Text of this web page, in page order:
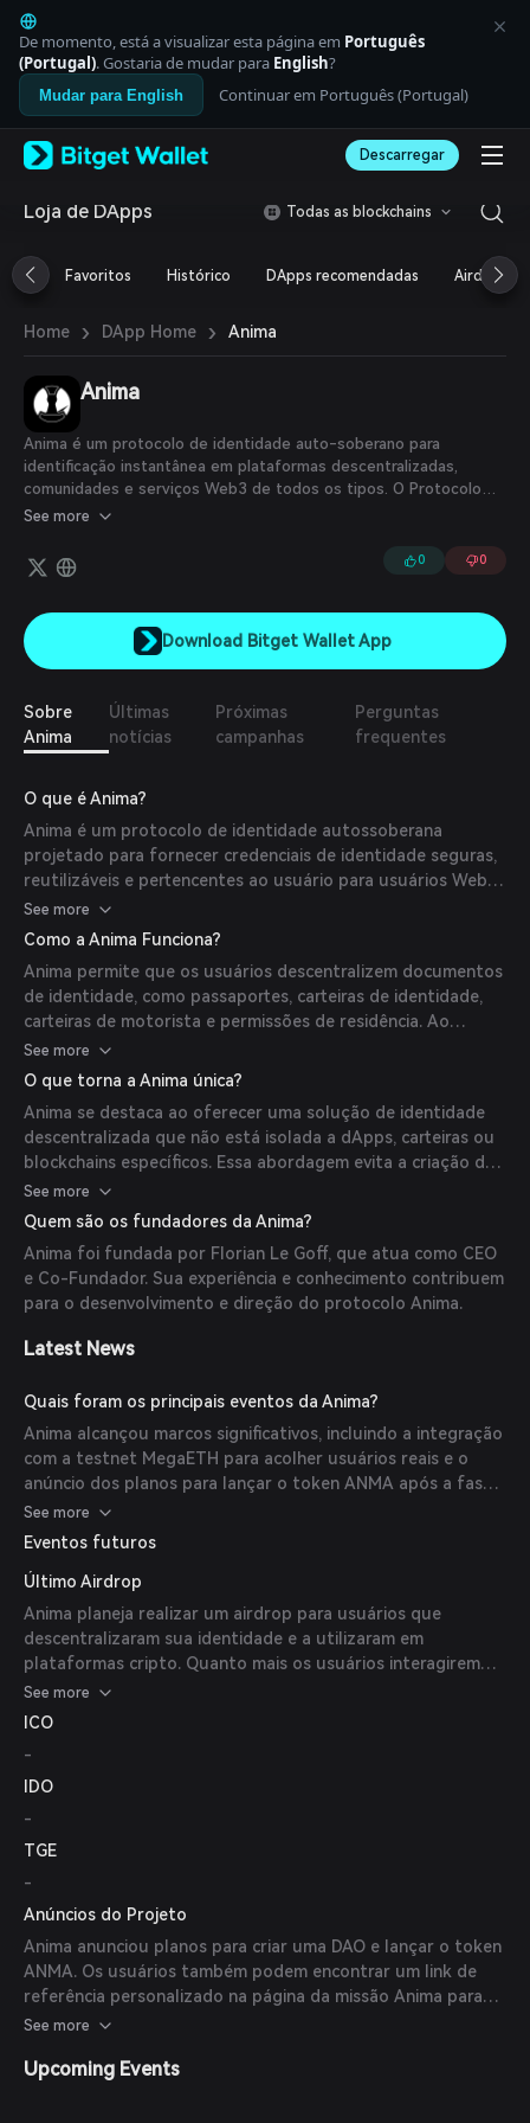
English
日本語
Tiếng Việt
Русский
Español (Latinoamérica)
Italiano
Deutsch
繁體中文
Português (Portugal)
ภาษาไทย
العربية
हिन्दी
Español
Português (Brasil)
Español (Argentina)
De momento, está a visualizar esta página em Português
(Portugal). Gostaria de mudar para English?
Mudar para English Continuar em Português (Portugal)
Descarregar
Loja de DApps Todas as blockchains
Favoritos Histórico DApps recomendadas Airdrop
Home › DApp Home › Anima
Anima
Anima é um protocolo de identidade auto-soberano para
identificação instantânea em plataformas descentralizadas,
comunidades e serviços Web3 de todos os tipos. O Protocolo
Anima foi desenvolvido para servir como a solução definitiva de
credenciais de identidade seguras, reutilizáveis e de propriedade
do usuário.
See more
0 0
Download Bitget Wallet App
Sobre
Anima
Últimas
notícias
Próximas
campanhas
Perguntas
frequentes
O que é Anima?
Anima é um protocolo de identidade autossoberana
projetado para fornecer credenciais de identidade seguras,
reutilizáveis e pertencentes ao usuário para usuários Web3.
Seu objetivo é facilitar a identificação instantânea em
plataformas descentralizadas, comunidades e diversos
See more
Como a Anima Funciona?
Anima permite que os usuários descentralizem documentos
de identidade, como passaportes, carteiras de identidade,
carteiras de motorista e permissões de residência. Ao
integrar-se com plataformas como a testnet MegaETH,
Anima permite que os usuários criem seus NFTs de
Reputação, construindo assim sua reputação on-chain.
See more
O que torna a Anima única?
Anima se destaca ao oferecer uma solução de identidade
descentralizada que não está isolada a dApps, carteiras ou
blockchains específicos. Essa abordagem evita a criação de
múltiplas identidades para cada ecossistema, promovendo
uma reputação on-chain unificada e simplificando a
See more
Quem são os fundadores da Anima?
Anima foi fundada por Florian Le Goff, que atua como CEO
e Co-Fundador. Sua experiência e conhecimento contribuem
para o desenvolvimento e direção do protocolo Anima.
Latest News
Quais foram os principais eventos da Anima?
Anima alcançou marcos significativos, incluindo a integração
com a testnet MegaETH para acolher usuários reais e o
anúncio dos planos para lançar o token ANMA após a fase
Alpha.
See more
Eventos futuros
Último Airdrop
Anima planeja realizar um airdrop para usuários que
descentralizaram sua identidade e a utilizaram em
plataformas cripto. Quanto mais os usuários interagirem
com a Anima, maiores as recompensas que podem esperar.
See more
ICO
-
IDO
-
TGE
-
Anúncios do Projeto
Anima anunciou planos para criar uma DAO e lançar o token
ANMA. Os usuários também podem encontrar um link de
referência personalizado na página da missão Anima para
ganhar recompensas ao convidar outros a criar novas
See more
Upcoming Events